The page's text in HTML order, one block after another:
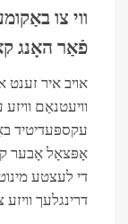
ווי צו
פֿאַר האָנג
אויב איר זענט
וויעטנאַם
עקספּעדיטיד
אָפּצאָל אָבער
די לעצטע
דרינגלעך